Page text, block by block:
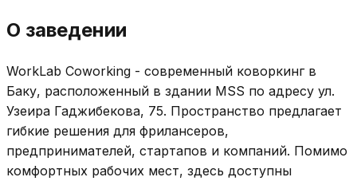
О заведении
WorkLab Coworking - современный коворкинг в
Баку, расположенный в здании MSS по адресу ул.
Узеира Гаджибекова, 75. Пространство предлагает
гибкие решения для фрилансеров,
предпринимателей, стартапов и компаний. Помимо
комфортных рабочих мест, здесь доступны